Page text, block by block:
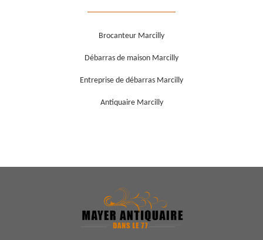
Brocanteur Marcilly
Débarras de maison Marcilly
Entreprise de débarras Marcilly
Antiquaire Marcilly